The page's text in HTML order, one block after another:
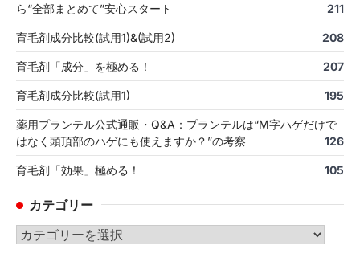
ら“全部まとめて”安心スタート
211
育毛剤成分比較(試用1)&(試用2) 208
育毛剤「成分」を極める！ 207
育毛剤成分比較(試用1) 195
薬用プランテル公式通販・Q&A：プランテルは“M字ハゲだけで
はなく頭頂部のハゲにも使えますか？”の考察
126
育毛剤「効果」極める！ 105
カテゴリー
カ